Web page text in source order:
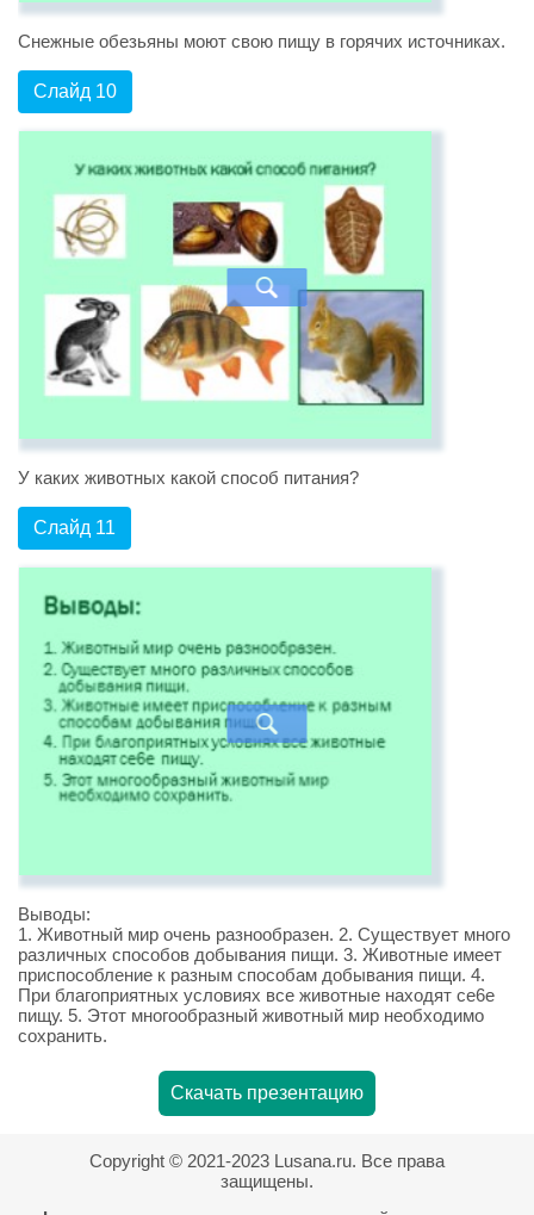
Снежные обезьяны моют свою пищу в горячих источниках.
Слайд 10
У каких животных какой способ питания?
Слайд 11
Выводы:
1. Животный мир очень разнообразен. 2. Существует много
различных способов добывания пищи. 3. Животные имеет
приспособление к разным способам добывания пищи. 4.
При благоприятных условиях все животные находят се6е
пищу. 5. Этот многообразный животный мир необходимо
сохранить.
Скачать презентацию
Copyright © 2021-2023 Lusana.ru. Все права
защищены.